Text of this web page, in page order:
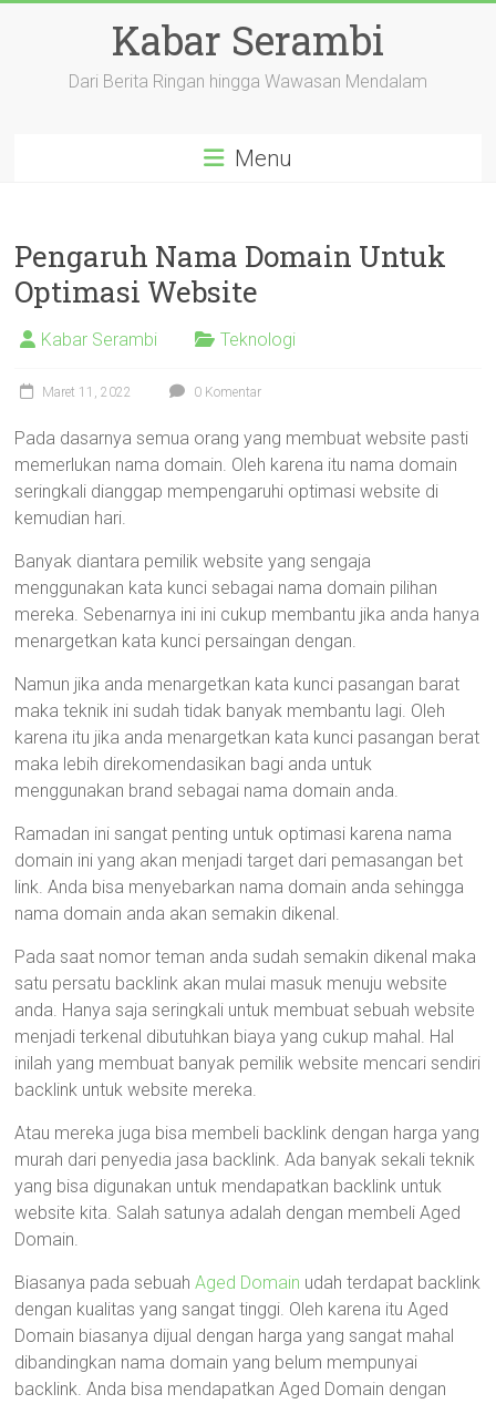
Kabar Serambi
Dari Berita Ringan hingga Wawasan Mendalam
Menu
Pengaruh Nama Domain Untuk
Optimasi Website
Kabar Serambi Teknologi
Maret 11, 2022 0 Komentar
Pada dasarnya semua orang yang membuat website pasti
memerlukan nama domain. Oleh karena itu nama domain
seringkali dianggap mempengaruhi optimasi website di
kemudian hari.
Banyak diantara pemilik website yang sengaja
menggunakan kata kunci sebagai nama domain pilihan
mereka. Sebenarnya ini ini cukup membantu jika anda hanya
menargetkan kata kunci persaingan dengan.
Namun jika anda menargetkan kata kunci pasangan barat
maka teknik ini sudah tidak banyak membantu lagi. Oleh
karena itu jika anda menargetkan kata kunci pasangan berat
maka lebih direkomendasikan bagi anda untuk
menggunakan brand sebagai nama domain anda.
Ramadan ini sangat penting untuk optimasi karena nama
domain ini yang akan menjadi target dari pemasangan bet
link. Anda bisa menyebarkan nama domain anda sehingga
nama domain anda akan semakin dikenal.
Pada saat nomor teman anda sudah semakin dikenal maka
satu persatu backlink akan mulai masuk menuju website
anda. Hanya saja seringkali untuk membuat sebuah website
menjadi terkenal dibutuhkan biaya yang cukup mahal. Hal
inilah yang membuat banyak pemilik website mencari sendiri
backlink untuk website mereka.
Atau mereka juga bisa membeli backlink dengan harga yang
murah dari penyedia jasa backlink. Ada banyak sekali teknik
yang bisa digunakan untuk mendapatkan backlink untuk
website kita. Salah satunya adalah dengan membeli Aged
Domain.
Biasanya pada sebuahAged Domain udah terdapat backlink
dengan kualitas yang sangat tinggi. Oleh karena itu Aged
Domain biasanya dijual dengan harga yang sangat mahal
dibandingkan nama domain yang belum mempunyai
backlink. Anda bisa mendapatkan Aged Domain dengan